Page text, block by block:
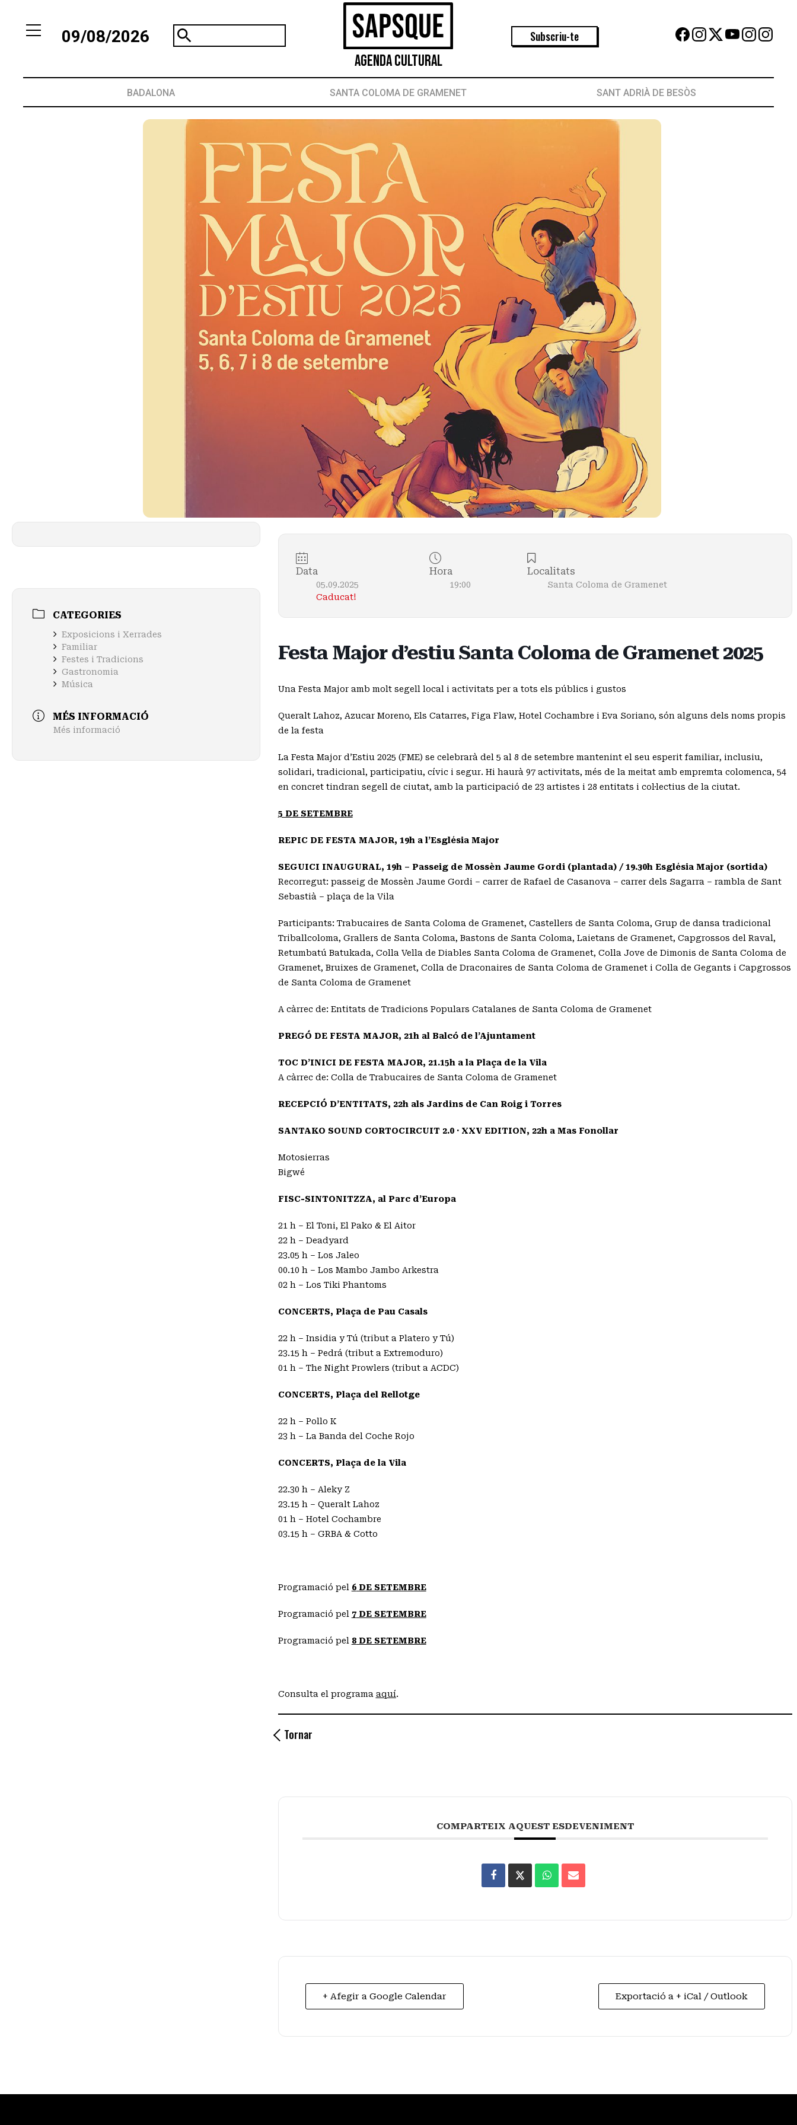
09/08/2026
Agenda Cultural
Subscriu-te
BADALONA SANTA COLOMA DE GRAMENET SANT ADRIÀ DE BESÒS
CATEGORIES
Exposicions i Xerrades
Familiar
Festes i Tradicions
Gastronomia
Música
MÉS INFORMACIÓ
Més informació
Data
05.09.2025
Caducat!
Hora
19:00
Localitats
Santa Coloma de Gramenet
Festa Major d’estiu Santa Coloma de Gramenet 2025
Una Festa Major amb molt segell local i activitats per a tots els públics i gustos
Queralt Lahoz, Azucar Moreno, Els Catarres, Figa Flaw, Hotel Cochambre i Eva Soriano, són alguns dels noms propis
de la festa
La Festa Major d’Estiu 2025 (FME) se celebrarà del 5 al 8 de setembre mantenint el seu esperit familiar, inclusiu,
solidari, tradicional, participatiu, cívic i segur. Hi haurà 97 activitats, més de la meitat amb empremta colomenca, 54
en concret tindran segell de ciutat, amb la participació de 23 artistes i 28 entitats i col·lectius de la ciutat.
5 DE SETEMBRE
REPIC DE FESTA MAJOR, 19h a l’Església Major
SEGUICI INAUGURAL, 19h – Passeig de Mossèn Jaume Gordi (plantada) / 19.30h Església Major (sortida)
Recorregut: passeig de Mossèn Jaume Gordi – carrer de Rafael de Casanova – carrer dels Sagarra – rambla de Sant
Sebastià – plaça de la Vila
Participants: Trabucaires de Santa Coloma de Gramenet, Castellers de Santa Coloma, Grup de dansa tradicional
Triballcoloma, Grallers de Santa Coloma, Bastons de Santa Coloma, Laietans de Gramenet, Capgrossos del Raval,
Retumbatú Batukada, Colla Vella de Diables Santa Coloma de Gramenet, Colla Jove de Dimonis de Santa Coloma de
Gramenet, Bruixes de Gramenet, Colla de Draconaires de Santa Coloma de Gramenet i Colla de Gegants i Capgrossos
de Santa Coloma de Gramenet
A càrrec de: Entitats de Tradicions Populars Catalanes de Santa Coloma de Gramenet
PREGÓ DE FESTA MAJOR, 21h al Balcó de l’Ajuntament
TOC D’INICI DE FESTA MAJOR, 21.15h a la Plaça de la Vila
A càrrec de: Colla de Trabucaires de Santa Coloma de Gramenet
RECEPCIÓ D’ENTITATS, 22h als Jardins de Can Roig i Torres
SANTAKO SOUND CORTOCIRCUIT 2.0 · XXV EDITION, 22h a Mas Fonollar
Motosierras
Bigwé
FISC-SINTONITZZA, al Parc d’Europa
21 h – El Toni, El Pako & El Aitor
22 h – Deadyard
23.05 h – Los Jaleo
00.10 h – Los Mambo Jambo Arkestra
02 h – Los Tiki Phantoms
CONCERTS, Plaça de Pau Casals
22 h – Insidia y Tú (tribut a Platero y Tú)
23.15 h – Pedrá (tribut a Extremoduro)
01 h – The Night Prowlers (tribut a ACDC)
CONCERTS, Plaça del Rellotge
22 h – Pollo K
23 h – La Banda del Coche Rojo
CONCERTS, Plaça de la Vila
22.30 h – Aleky Z
23.15 h – Queralt Lahoz
01 h – Hotel Cochambre
03.15 h – GRBA & Cotto
Programació pel 6DE SETEMBRE
Programació pel 7DE SETEMBRE
Programació pel 8DE SETEMBRE
Consulta el programa aquí.
Tornar
COMPARTEIX AQUEST ESDEVENIMENT
+ Afegir a Google Calendar Exportació a + iCal / Outlook